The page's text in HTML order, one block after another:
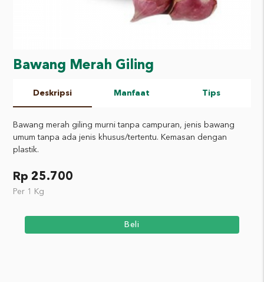
Bawang Merah Giling
Deskripsi Manfaat Tips
Bawang merah giling murni tanpa campuran, jenis bawang
umum tanpa ada jenis khusus/tertentu. Kemasan dengan
plastik.
Rp 25.700
Per 1 Kg
Beli